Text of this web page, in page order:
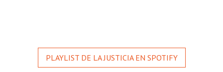
PLAYLIST DE LA JUSTICIA EN SPOTIFY